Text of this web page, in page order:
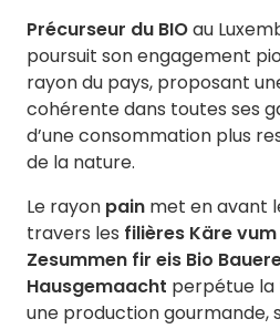
Précurseur du BIOau
poursuit son engagement
rayon du pays, proposant
cohérente dans toutes ses
d’une consommation plus
de la nature.
Le rayon pain met en avant
travers les filières Käre
Zesummen fir eis Bio
Hausgemaacht perpétue la
une production gourmande,